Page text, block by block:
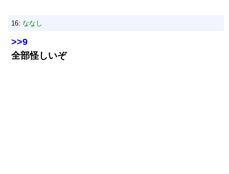
16: ななし
>>9
全部怪しいぞ